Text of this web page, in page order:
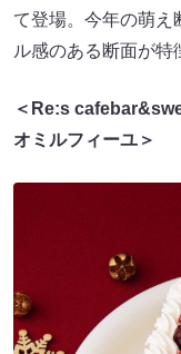
て登場。今年の萌え
ル感のある断面が特
＜Re:s
オミルフィーユ＞